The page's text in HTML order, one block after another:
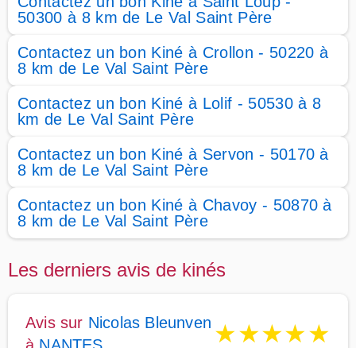
50300 à 8 km de Le Val Saint Père
Contactez un bon Kiné à Crollon - 50220 à
8 km de Le Val Saint Père
Contactez un bon Kiné à Lolif - 50530 à 8
km de Le Val Saint Père
Contactez un bon Kiné à Servon - 50170 à
8 km de Le Val Saint Père
Contactez un bon Kiné à Chavoy - 50870 à
8 km de Le Val Saint Père
Les derniers avis de kinés
Avis sur Nicolas Bleunven ★★★★★